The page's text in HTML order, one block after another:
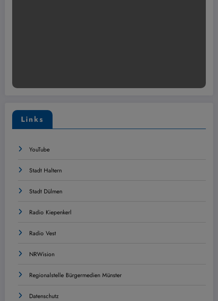
Links
YouTube
Stadt Haltern
Stadt Dülmen
Radio Kiepenkerl
Radio Vest
NRWision
Regionalstelle Bürgermedien Münster
Datenschutz